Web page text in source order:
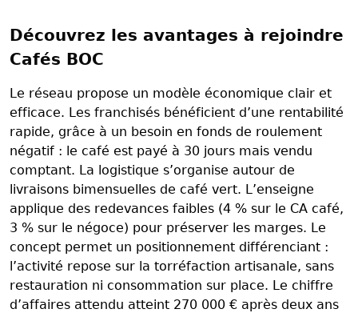
Découvrez les avantages à rejoindre
Cafés BOC
Le réseau propose un modèle économique clair et
efficace. Les franchisés bénéficient d’une rentabilité
rapide, grâce à un besoin en fonds de roulement
négatif : le café est payé à 30 jours mais vendu
comptant. La logistique s’organise autour de
livraisons bimensuelles de café vert. L’enseigne
applique des redevances faibles (4 % sur le CA café,
3 % sur le négoce) pour préserver les marges. Le
concept permet un positionnement différenciant :
l’activité repose sur la torréfaction artisanale, sans
restauration ni consommation sur place. Le chiffre
d’affaires attendu atteint 270 000 € après deux ans